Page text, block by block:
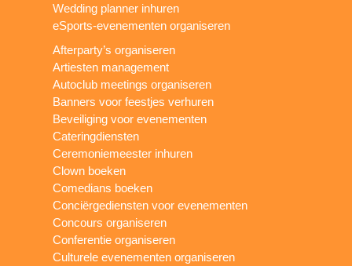
Wedding planner inhuren
eSports-evenementen organiseren
Afterparty’s organiseren
Artiesten management
Autoclub meetings organiseren
Banners voor feestjes verhuren
Beveiliging voor evenementen
Cateringdiensten
Ceremoniemeester inhuren
Clown boeken
Comedians boeken
Conciërgediensten voor evenementen
Concours organiseren
Conferentie organiseren
Culturele evenementen organiseren